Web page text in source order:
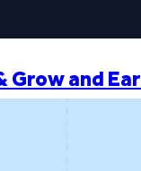
and